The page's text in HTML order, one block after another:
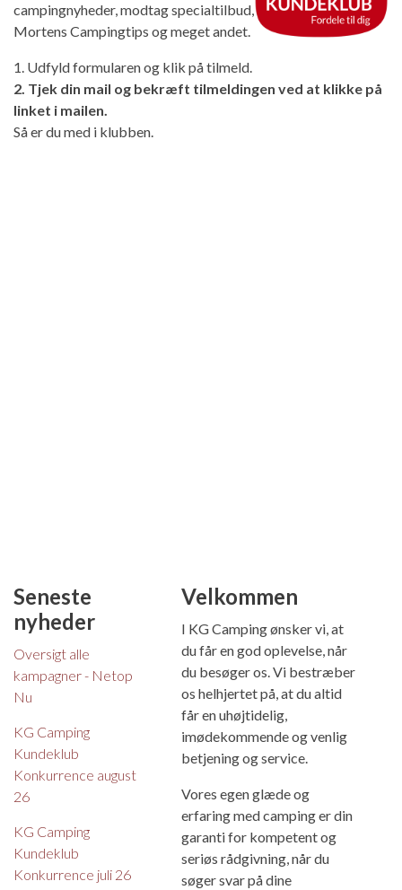
campingnyheder, modtag specialtilbud,
Mortens Campingtips og meget andet.
1. Udfyld formularen og klik på tilmeld.
2. Tjek din mail og bekræft tilmeldingen ved at klikke på
linket i mailen.
Så er du med i klubben.
Seneste
nyheder
Oversigt alle
kampagner - Netop
Nu
KG Camping
Kundeklub
Konkurrence august
26
KG Camping
Kundeklub
Konkurrence juli 26
Velkommen
I KG Camping ønsker vi, at
du får en god oplevelse, når
du besøger os. Vi bestræber
os helhjertet på, at du altid
får en uhøjtidelig,
imødekommende og venlig
betjening og service.
Vores egen glæde og
erfaring med camping er din
garanti for kompetent og
seriøs rådgivning, når du
søger svar på dine